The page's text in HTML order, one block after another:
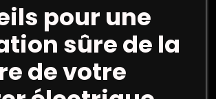
pour une
sûre de la
de votre